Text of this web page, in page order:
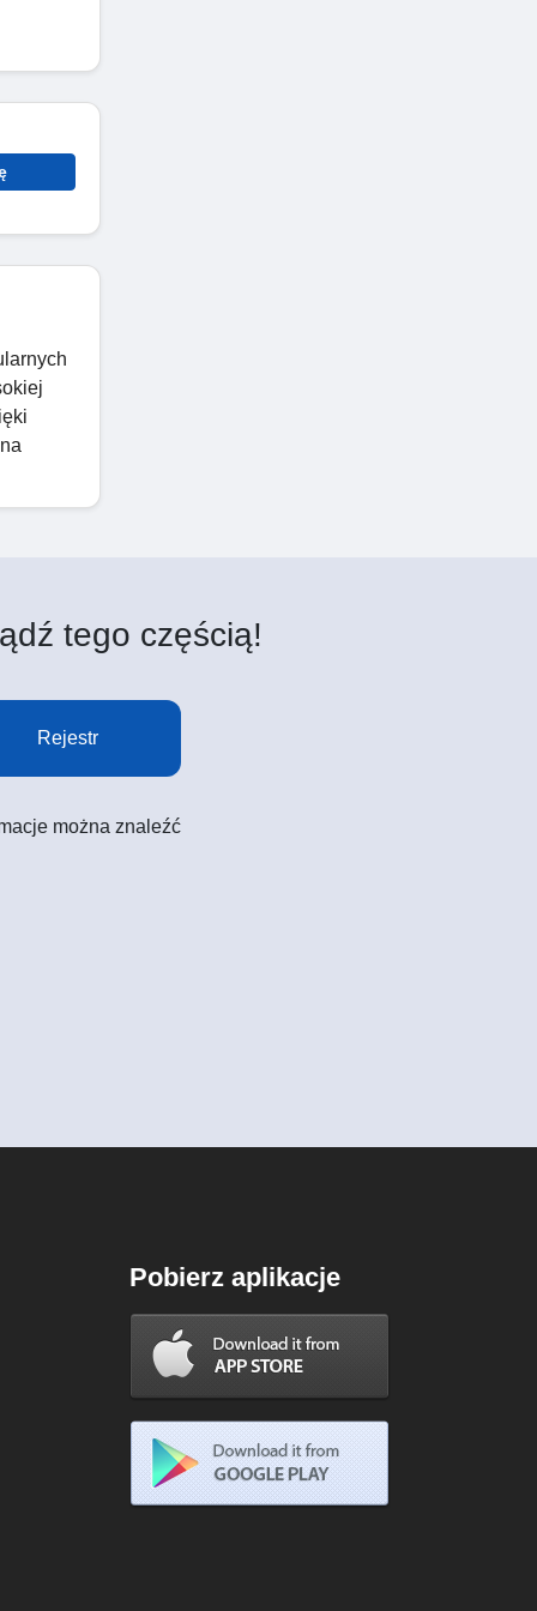
tego częścią!
Rejestr
można znaleźć
Pobierz aplikacje